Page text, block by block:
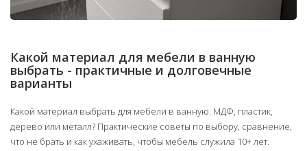
Какой материал для мебели в ванную
выбрать - практичные и долговечные
варианты
Какой материал выбрать для мебели в ванную: МДФ, пластик,
дерево или металл? Практические советы по выбору, сравнение,
что не брать и как ухаживать, чтобы мебель служила 10+ лет.